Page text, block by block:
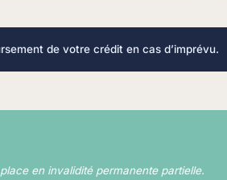
de votre crédit en cas d’imprévu.
en invalidité permanente partielle.